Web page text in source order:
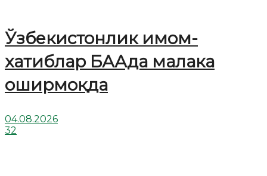
Ўзбекистонлик имом-
хатиблар БААда малака
оширмоқда
04.08.2026
32